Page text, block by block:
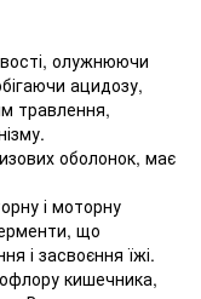
олужнюючи
ацидозу,
травлення,
оболонок, має
і моторну
що
і засвоєння їжі.
кишечника,